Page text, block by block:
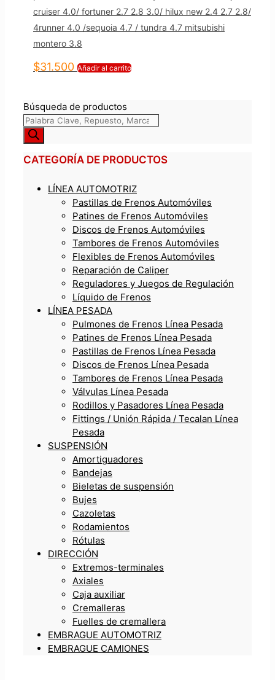
cruiser 4.0/ fortuner 2.7 2.8 3.0/ hilux new 2.4 2.7 2.8/
4runner 4.0 /sequoia 4.7 / tundra 4.7 mitsubishi
montero 3.8
$31.500 Añadir al carrito
Búsqueda de productos
CATEGORÍA DE PRODUCTOS
LÍNEA AUTOMOTRIZ
Pastillas de Frenos Automóviles
Patines de Frenos Automóviles
Discos de Frenos Automóviles
Tambores de Frenos Automóviles
Flexibles de Frenos Automóviles
Reparación de Caliper
Reguladores y Juegos de Regulación
Líquido de Frenos
LÍNEA PESADA
Pulmones de Frenos Línea Pesada
Patines de Frenos Línea Pesada
Pastillas de Frenos Línea Pesada
Discos de Frenos Línea Pesada
Tambores de Frenos Línea Pesada
Válvulas Línea Pesada
Rodillos y Pasadores Línea Pesada
Fittings / Unión Rápida / Tecalan Línea
Pesada
SUSPENSIÓN
Amortiguadores
Bandejas
Bieletas de suspensión
Bujes
Cazoletas
Rodamientos
Rótulas
DIRECCIÓN
Extremos-terminales
Axiales
Caja auxiliar
Cremalleras
Fuelles de cremallera
EMBRAGUE AUTOMOTRIZ
EMBRAGUE CAMIONES